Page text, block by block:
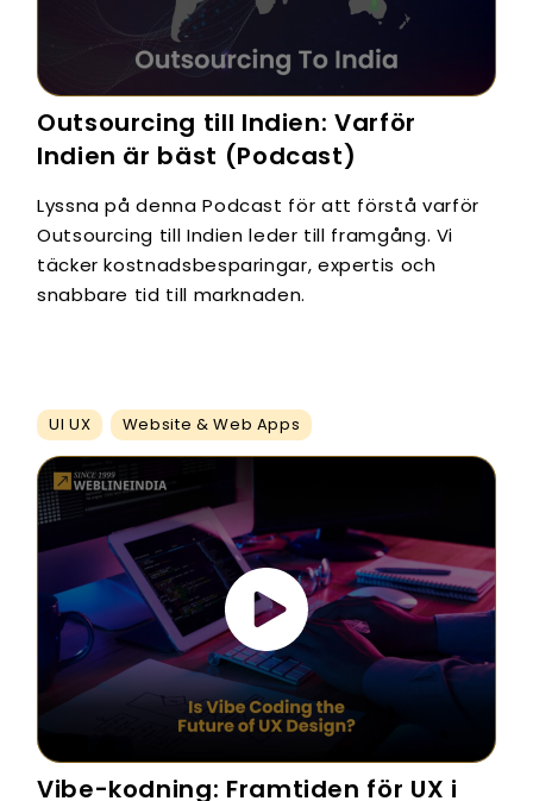
Outsourcing till Indien: Varför
Indien är bäst (Podcast)
Lyssna på denna Podcast för att förstå varför
Outsourcing till Indien leder till framgång. Vi
täcker kostnadsbesparingar, expertis och
snabbare tid till marknaden.
UI UX Website & Web Apps
Vibe-kodning: Framtiden för UX i